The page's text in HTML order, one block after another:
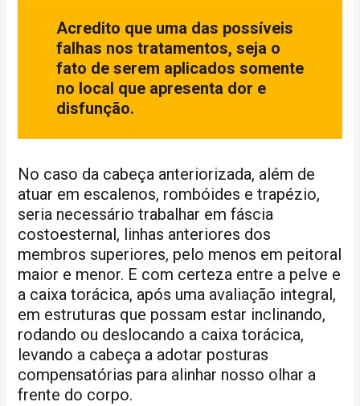
Acredito que uma das possíveis
falhas nos tratamentos, seja o
fato de serem aplicados somente
no local que apresenta dor e
disfunção.
No caso da cabeça anteriorizada, além de
atuar em escalenos, rombóides e trapézio,
seria necessário trabalhar em fáscia
costoesternal, linhas anteriores dos
membros superiores, pelo menos em peitoral
maior e menor. E com certeza entre a pelve e
a caixa torácica, após uma avaliação integral,
em estruturas que possam estar inclinando,
rodando ou deslocando a caixa torácica,
levando a cabeça a adotar posturas
compensatórias para alinhar nosso olhar a
frente do corpo.